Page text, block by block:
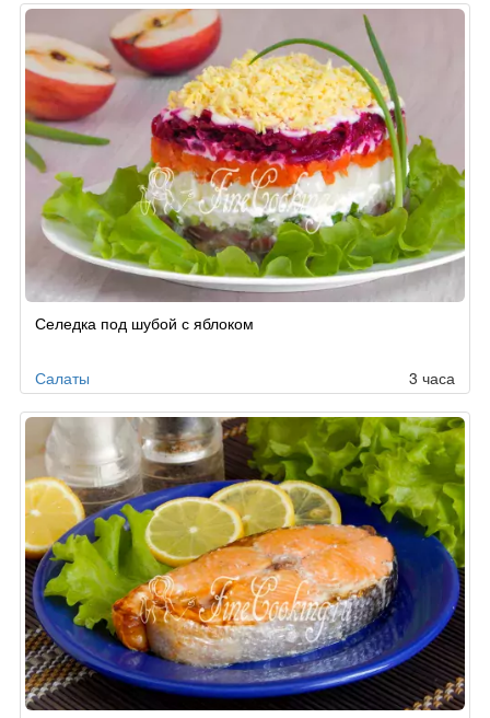
Селедка под шубой с яблоком
Салаты 3 часа